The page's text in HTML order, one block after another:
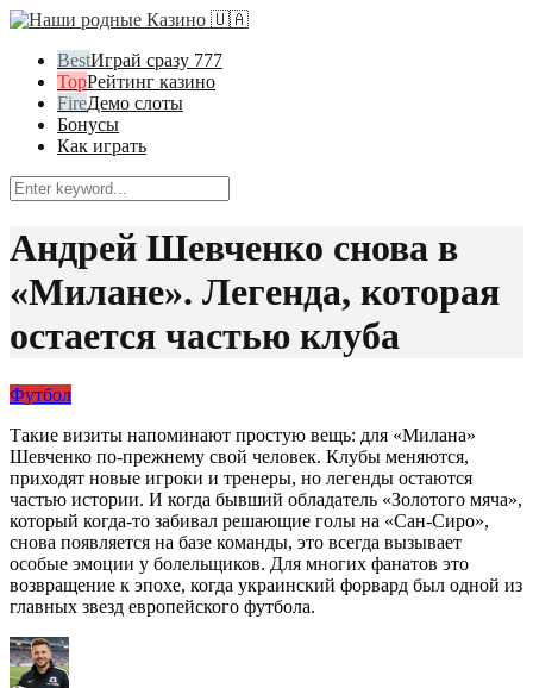
Играй сразу 777
Рейтинг казино
Демо слоты
Бонусы
Как играть
Андрей Шевченко снова в
«Милане». Легенда, которая
остается частью клуба
Футбол
Такие визиты напоминают простую вещь: для «Милана»
Шевченко по-прежнему свой человек. Клубы меняются,
приходят новые игроки и тренеры, но легенды остаются
частью истории. И когда бывший обладатель «Золотого мяча»,
который когда-то забивал решающие голы на «Сан-Сиро»,
снова появляется на базе команды, это всегда вызывает
особые эмоции у болельщиков. Для многих фанатов это
возвращение к эпохе, когда украинский форвард был одной из
главных звезд европейского футбола.